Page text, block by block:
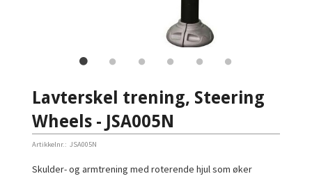
Lavterskel trening, Steering
Wheels - JSA005N
Artikkelnr.: JSA005N
Skulder- og armtrening med roterende hjul som øker